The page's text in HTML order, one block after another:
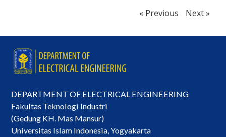
« Previous Next »
DEPARTMENT OF ELECTRICAL ENGINEERING
Fakultas Teknologi Industri
(Gedung KH. Mas Mansur)
Universitas Islam Indonesia, Yogyakarta